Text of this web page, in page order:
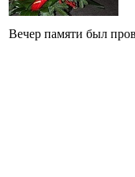
Вечер памяти был